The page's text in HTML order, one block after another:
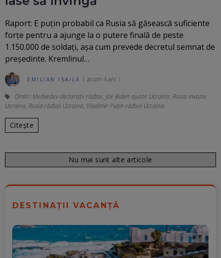
Raport: E puțin probabil ca Rusia să găsească suficiente
forțe pentru a ajunge la o putere finală de peste
1.150.000 de soldați, așa cum prevede decretul semnat de
președinte. Kremlinul…
EMILIAN ISAILĂ acum 4 ani
Dmitri Medvedev declarații război, Joe Biden ajutor Ucraina, Rusia invazie
Ucraina, Rusia război Ucraina, Vladimir Putin război Ucraina
Citește
Nu mai sunt alte articole
DESTINAȚII VACANȚĂ